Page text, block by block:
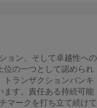
ョン、そして卓越性への
位の一つとして認められ
トランザクションバンキ
ます。責任ある持続可能
マークを打ち立て続けて